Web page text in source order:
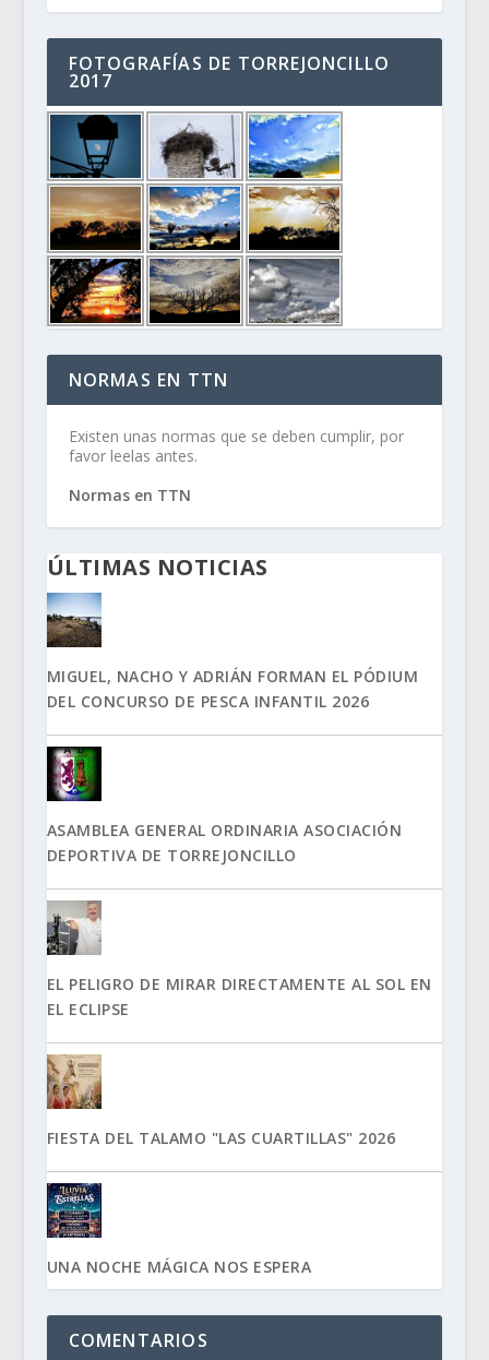
FOTOGRAFÍAS DE TORREJONCILLO
2017
NORMAS EN TTN
Existen unas normas que se deben cumplir, por
favor leelas antes.
Normas en TTN
ÚLTIMAS NOTICIAS
MIGUEL, NACHO Y ADRIÁN FORMAN EL PÓDIUM
DEL CONCURSO DE PESCA INFANTIL 2026
ASAMBLEA GENERAL ORDINARIA ASOCIACIÓN
DEPORTIVA DE TORREJONCILLO
EL PELIGRO DE MIRAR DIRECTAMENTE AL SOL EN
EL ECLIPSE
FIESTA DEL TALAMO "LAS CUARTILLAS" 2026
UNA NOCHE MÁGICA NOS ESPERA
COMENTARIOS